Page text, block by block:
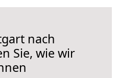
nach
Sie, wie wir